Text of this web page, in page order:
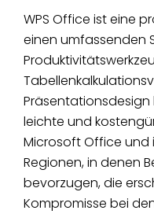
WPS Office ist eine
einen umfassenden
Präsentationsdesign
leichte und
Microsoft Office und
Regionen, in denen
bevorzugen, die
Kompromisse bei